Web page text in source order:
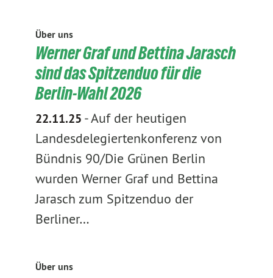
Über uns
Werner Graf und Bettina Jarasch
sind das Spitzenduo für die
Berlin-Wahl 2026
22.11.25 -Auf der heutigen
Landesdelegiertenkonferenz von
Bündnis 90/Die Grünen Berlin
wurden Werner Graf und Bettina
Jarasch zum Spitzenduo der
Berliner…
Über uns